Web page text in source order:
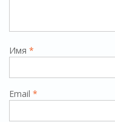
Имя *
Email *